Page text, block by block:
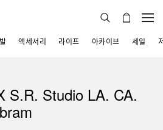
액세서리 라이프 아카이브 세일
S.R. Studio LA. CA.